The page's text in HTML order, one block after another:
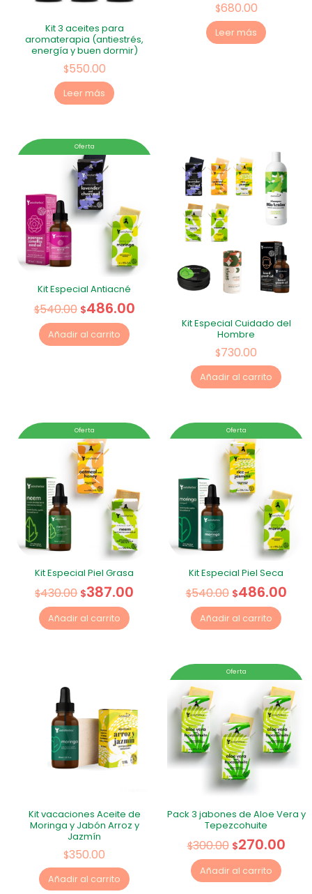
Kit 3 aceites para
aromaterapia (antiestrés,
energía y buen dormir)
$550.00
Leer más
$680.00
Leer más
Oferta
Kit Especial Antiacné
$540.00 $486.00
Añadir al carrito
Kit Especial Cuidado del
Hombre
$730.00
Añadir al carrito
Oferta
Kit Especial Piel Grasa
$430.00 $387.00
Añadir al carrito
Oferta
Kit Especial Piel Seca
$540.00 $486.00
Añadir al carrito
Kit vacaciones Aceite de
Moringa y Jabón Arroz y
Jazmín
$350.00
Añadir al carrito
Oferta
Pack 3 jabones de Aloe Vera y
Tepezcohuite
$300.00 $270.00
Añadir al carrito